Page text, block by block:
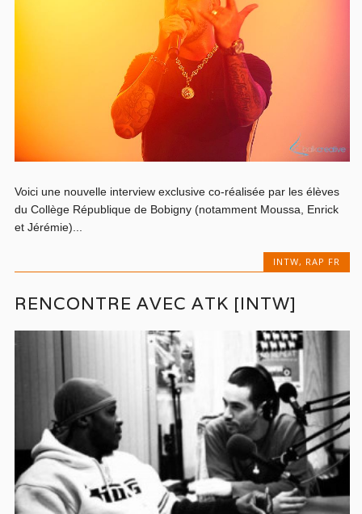
Voici une nouvelle interview exclusive co-réalisée par les élèves
du Collège République de Bobigny (notamment Moussa, Enrick
et Jérémie)...
INTW, RAP FR
RENCONTRE AVEC ATK [INTW]